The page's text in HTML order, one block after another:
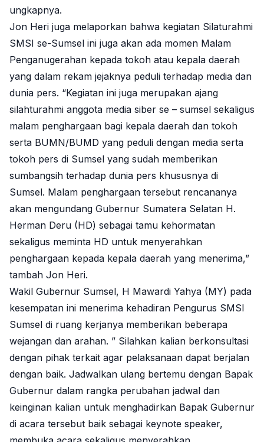
ungkapnya.
Jon Heri juga melaporkan bahwa kegiatan Silaturahmi
SMSI se-Sumsel ini juga akan ada momen Malam
Penganugerahan kepada tokoh atau kepala daerah
yang dalam rekam jejaknya peduli terhadap media dan
dunia pers. “Kegiatan ini juga merupakan ajang
silahturahmi anggota media siber se – sumsel sekaligus
malam penghargaan bagi kepala daerah dan tokoh
serta BUMN/BUMD yang peduli dengan media serta
tokoh pers di Sumsel yang sudah memberikan
sumbangsih terhadap dunia pers khususnya di
Sumsel. Malam penghargaan tersebut rencananya
akan mengundang Gubernur Sumatera Selatan H.
Herman Deru (HD) sebagai tamu kehormatan
sekaligus meminta HD untuk menyerahkan
penghargaan kepada kepala daerah yang menerima,”
tambah Jon Heri.
Wakil Gubernur Sumsel, H Mawardi Yahya (MY) pada
kesempatan ini menerima kehadiran Pengurus SMSI
Sumsel di ruang kerjanya memberikan beberapa
wejangan dan arahan. ” Silahkan kalian berkonsultasi
dengan pihak terkait agar pelaksanaan dapat berjalan
dengan baik. Jadwalkan ulang bertemu dengan Bapak
Gubernur dalam rangka perubahan jadwal dan
keinginan kalian untuk menghadirkan Bapak Gubernur
di acara tersebut baik sebagai keynote speaker,